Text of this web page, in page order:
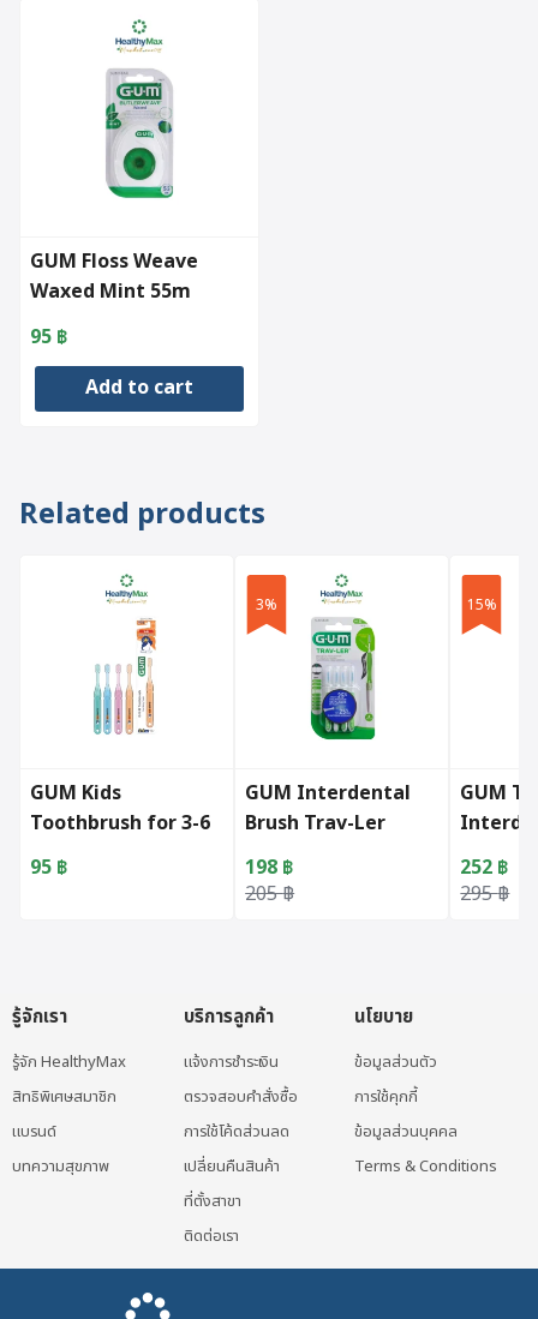
GUM Floss Weave
Waxed Mint 55m
95 ฿
Add to cart
Related products
GUM Kids
Toothbrush for 3-6
Years
95 ฿
3%
GUM Interdental
Brush Trav-Ler
(1414)
205฿
Original price was: 205 ฿.
198 ฿
Current price is: 198 ฿.
15%
GUM
#Size 0
295฿
Original
252 ฿
Current
รู้จักเรา
รู้จัก HealthyMax
สิทธิพิเศษสมาชิก
แบรนด์
บทความสุขภาพ
บริการลูกค้า
แจ้งการชำระเงิน
ตรวจสอบคำสั่งซื้อ
การใช้โค้ดส่วนลด
เปลี่ยนคืนสินค้า
ที่ตั้งสาขา
ติดต่อเรา
นโยบาย
ข้อมูลส่วนตัว
การใช้คุกกี้
ข้อมูลส่วนบุคคล
Terms & Conditions